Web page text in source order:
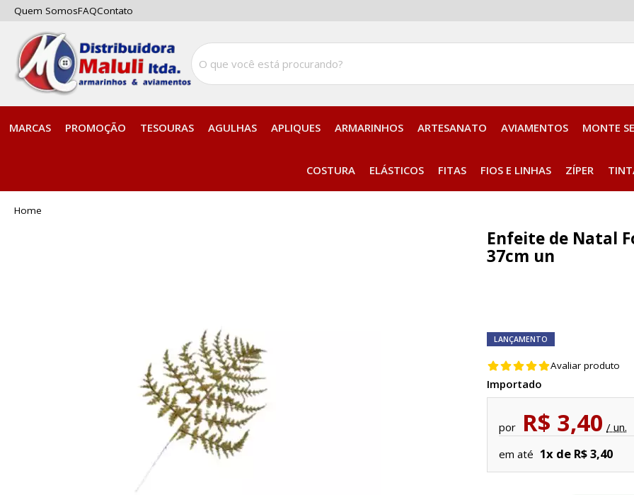
Quem SomosFAQContato
MARCAS PROMOÇÃO TESOURAS AGULHAS APLIQUES ARMARINHOS ARTESANATO AVIAMENTOS MONTE
COSTURA ELÁSTICOS FITAS FIOS E LINHAS ZÍPER
home
Enfeite de Natal
37cm un
LANÇAMENTO
Avaliar produto
Importado
por R$ 3,40 / un.
em até 1x de R$ 3,40